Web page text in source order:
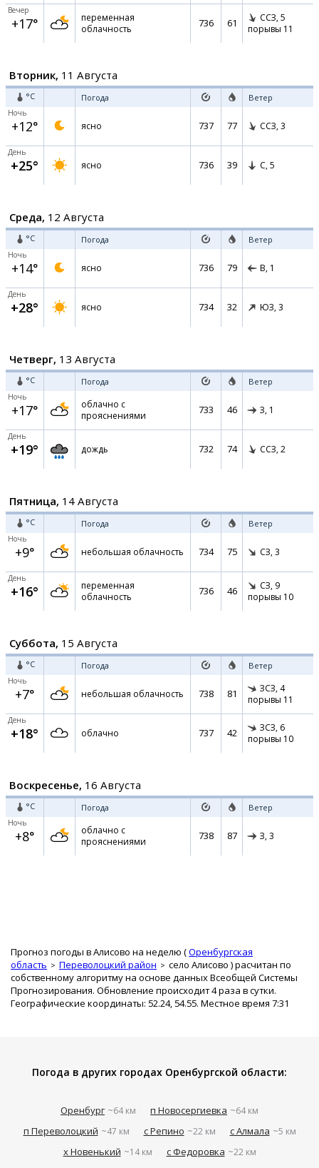
Вечер
+17°
переменная
облачность
736 61 ССЗ, 5
порывы 11
Вторник, 11 Августа
°C Погода Ветер
Ночь
+12° ясно 737 77 ССЗ, 3
День
+25° ясно 736 39 С, 5
Среда, 12 Августа
°C Погода Ветер
Ночь
+14° ясно 736 79 В, 1
День
+28° ясно 734 32 ЮЗ, 3
Четверг, 13 Августа
°C Погода Ветер
Ночь
+17°
облачно с
прояснениями
733 46 З, 1
День
+19° дождь 732 74 ССЗ, 2
Пятница, 14 Августа
°C Погода Ветер
Ночь
+9° небольшая облачность 734 75 СЗ, 3
День
+16°
переменная
облачность
736 46 СЗ, 9
порывы 10
Суббота, 15 Августа
°C Погода Ветер
Ночь
+7° небольшая облачность 738 81 ЗСЗ, 4
порывы 11
День
+18° облачно 737 42 ЗСЗ, 6
порывы 10
Воскресенье, 16 Августа
°C Погода Ветер
Ночь
+8°
облачно с
прояснениями
738 87 З, 3
Прогноз погоды в Алисово на неделю (Оренбургская
область
Переволоцкий район село Алисово ) расчитан по
собственному алгоритму на основе данных Всеобщей Системы
Прогнозирования. Обновление происходит 4 раза в сутки.
Географические координаты: 52.24, 54.55. Местное время 7:31
Погода в других городах Оренбургской области:
Оренбург ~64 км п Новосергиевка ~64 км
п Переволоцкий ~47 км с Репино ~22 км с Алмала ~5 км
х Новенький ~14 км с Федоровка ~22 км